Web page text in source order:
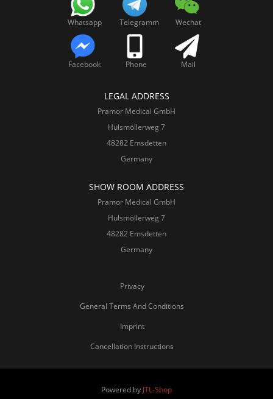
Whatsapp Telegramm Wechat
Facebook Phone Mail
LEGAL ADDRESS
Pramor Medical GmbH
Hülsmöllerweg 7
48282 Emsdetten
Germany
SHOW ROOM ADDRESS
Pramor Medical GmbH
Hülsmöllerweg 7
48282 Emsdetten
Germany
Privacy
General Terms And Conditions
Imprint
Cancellation Instructions
Powered by JTL-Shop